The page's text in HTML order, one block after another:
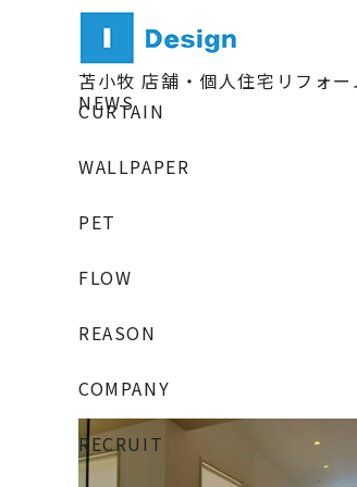
苫小牧 店舗・個人住宅リフォ
CURTAIN
WALLPAPER
PET
FLOW
REASON
COMPANY
RECRUIT
NEWS